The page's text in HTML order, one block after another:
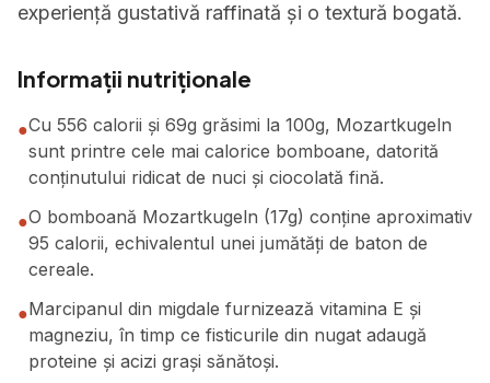
experiență gustativă raffinată și o textură bogată.
Informații nutriționale
●Cu 556 calorii și 69g grăsimi la 100g, Mozartkugeln
sunt printre cele mai calorice bomboane, datorită
conținutului ridicat de nuci și ciocolată fină.
●O bomboană Mozartkugeln (17g) conține aproximativ
95 calorii, echivalentul unei jumătăți de baton de
cereale.
●Marcipanul din migdale furnizează vitamina E și
magneziu, în timp ce fisticurile din nugat adaugă
proteine și acizi grași sănătoși.